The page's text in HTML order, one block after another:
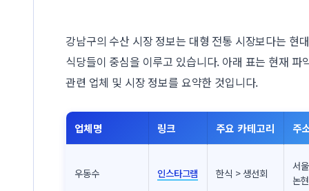
강남구의 수산 시장 정보는 대형 전통 시장보다는 현
식당들이 중심을 이루고 있습니다. 아래 표는 현재 파
관련 업체 및 시장 정보를 요약한 것입니다.
업체명 링크 주요 카테고리 주
우동수 인스타그램 한식 > 생선회
서
논